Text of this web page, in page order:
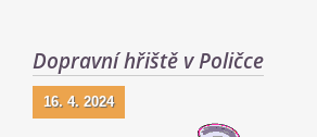
Dopravní hřiště v Poličce
16. 4. 2024